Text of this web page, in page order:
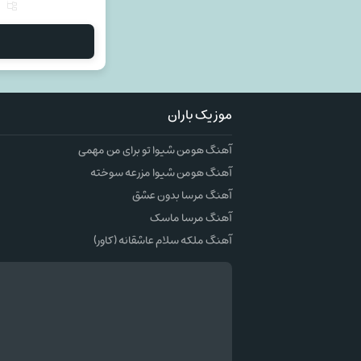
موزیک باران
آهنگ هومن شیوا تو برای من مهمی
آهنگ هومن شیوا مزرعه سوخته
آهنگ مرسا بدون عشق
آهنگ مرسا ماسک
آهنگ ملکه سلام عاشقانه (کاور)